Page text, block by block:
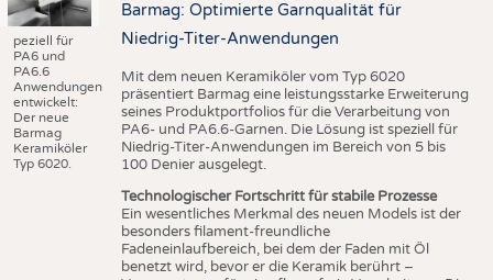
peziell für
PA6 und
PA6.6
Anwendungen
entwickelt:
Der neue
Barmag
Keramiköler
Typ 6020.
Barmag: Optimierte Garnqualität für
Niedrig-Titer-Anwendungen
Mit dem neuen Keramiköler vom Typ 6020
präsentiert Barmag eine leistungsstarke Erweiterung
seines Produktportfolios für die Verarbeitung von
PA6- und PA6.6-Garnen. Die Lösung ist speziell für
Niedrig-Titer-Anwendungen im Bereich von 5 bis
100 Denier ausgelegt.
Technologischer Fortschritt für stabile Prozesse
Ein wesentliches Merkmal des neuen Models ist der
besonders filament-freundliche
Fadeneinlaufbereich, bei dem der Faden mit Öl
benetzt wird, bevor er die Keramik berührt –